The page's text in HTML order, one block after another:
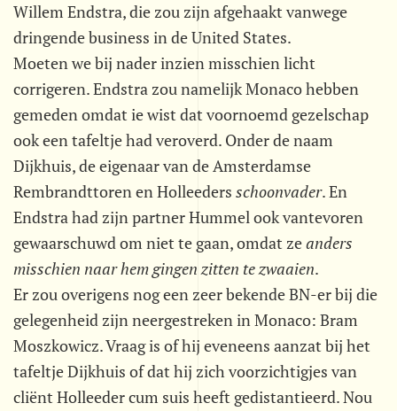
Willem Endstra, die zou zijn afgehaakt vanwege
dringende business in de United States.
Moeten we bij nader inzien misschien licht
corrigeren. Endstra zou namelijk Monaco hebben
gemeden omdat ie wist dat voornoemd gezelschap
ook een tafeltje had veroverd. Onder de naam
Dijkhuis, de eigenaar van de Amsterdamse
Rembrandttoren en Holleeders  schoonvader. En
Endstra had zijn partner Hummel ook vantevoren
gewaarschuwd om niet te gaan, omdat ze anders
misschien naar hem gingen zitten te zwaaien.
Er zou overigens nog een zeer bekende BN-er bij die
gelegenheid zijn neergestreken in Monaco: Bram
Moszkowicz. Vraag is of hij eveneens aanzat bij het
tafeltje Dijkhuis of dat hij zich voorzichtigjes van
cliënt Holleeder cum suis heeft gedistantieerd. Nou